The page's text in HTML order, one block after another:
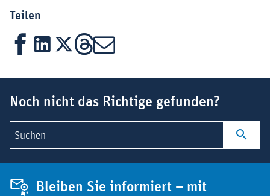
Teilen
FacebookLinkedIn
X Threads
Mail
Noch nicht das Richtige gefunden?
Suchen
Bleiben Sie informiert – mit